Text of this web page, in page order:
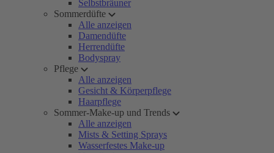
Selbstbräuner
Sommerdüfte
Alle anzeigen
Damendüfte
Herrendüfte
Bodyspray
Pflege
Alle anzeigen
Gesicht & Körperpflege
Haarpflege
Sommer-Make-up und Trends
Alle anzeigen
Mists & Setting Sprays
Wasserfestes Make-up